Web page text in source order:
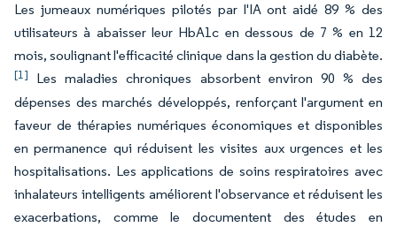
Les jumeaux numériques pilotés par l'IA ont aidé 89 % des
utilisateurs à abaisser leur HbA1c en dessous de 7 % en 12
mois, soulignant l'efficacité clinique dans la gestion du diabète.
[1]
Les maladies chroniques absorbent environ 90 % des
dépenses des marchés développés, renforçant l'argument en
faveur de thérapies numériques économiques et disponibles
en permanence qui réduisent les visites aux urgences et les
hospitalisations. Les applications de soins respiratoires avec
inhalateurs intelligents améliorent l'observance et réduisent les
exacerbations, comme le documentent des études en